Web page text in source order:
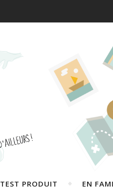
TEST PRODUIT EN